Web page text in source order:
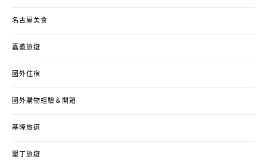
名古屋美食
嘉義旅遊
國外住宿
國外購物經驗＆開箱
基隆旅遊
墾丁旅遊